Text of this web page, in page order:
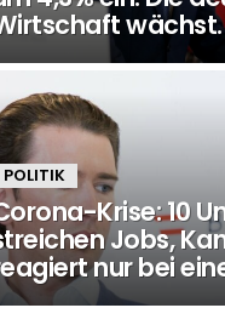
wächst.
POLITIK
Krise: 10
Jobs,
nur bei